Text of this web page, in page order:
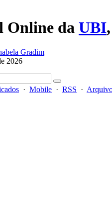
Online da UBI
Gradim
2026
· Mobile · RSS ·